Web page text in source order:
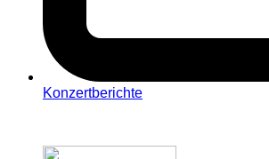
Konzertberichte